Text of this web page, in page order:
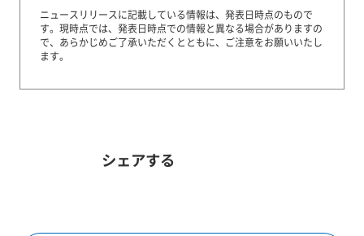
ニュースリリースに記載している情報は、発表日時点のもので
す。 現時点では、発表日時点での情報と異なる場合がありますの
で、あらかじめご了承いただくとともに、ご注意をお願いいたし
ます。
シェアする